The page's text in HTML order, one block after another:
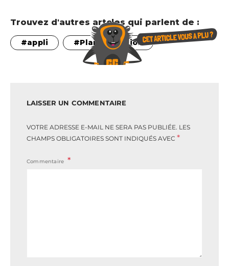
Trouvez d'autres artcles qui parlent de :
appli Plan séduction
LAISSER UN COMMENTAIRE
VOTRE ADRESSE E-MAIL NE SERA PAS PUBLIÉE. LES
CHAMPS OBLIGATOIRES SONT INDIQUÉS AVEC *
Commentaire